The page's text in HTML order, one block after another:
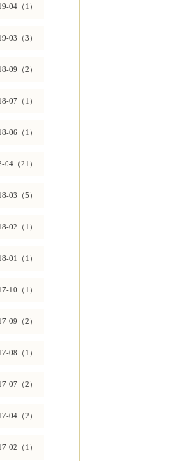
04（1）
03（3）
09（2）
07（1）
06（1）
04（21）
03（5）
02（1）
01（1）
10（1）
09（2）
08（1）
07（2）
04（2）
02（1）